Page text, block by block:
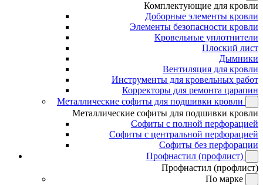
Комплектующие для кровли
Доборные элементы кровли
Элементы безопасности кровли
Кровельные уплотнители
Плоский лист
Дымники
Вентиляция для кровли
Инструменты для кровельных работ
Корректоры для ремонта царапин
Металлические софиты для подшивки кровли
Металлические софиты для подшивки кровли
Софиты с полной перфорацией
Софиты с центральной перфорацией
Софиты без перфорации
Профнастил (профлист)
Профнастил (профлист)
По марке